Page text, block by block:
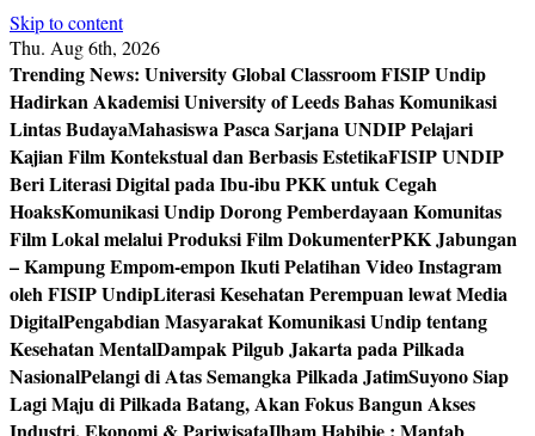
Skip to content
Thu. Aug 6th, 2026
Trending News: University Global Classroom FISIP Undip
Hadirkan Akademisi University of Leeds Bahas Komunikasi
Lintas BudayaMahasiswa Pasca Sarjana UNDIP Pelajari
Kajian Film Kontekstual dan Berbasis EstetikaFISIP UNDIP
Beri Literasi Digital pada Ibu-ibu PKK untuk Cegah
HoaksKomunikasi Undip Dorong Pemberdayaan Komunitas
Film Lokal melalui Produksi Film DokumenterPKK Jabungan
– Kampung Empom-empon Ikuti Pelatihan Video Instagram
oleh FISIP UndipLiterasi Kesehatan Perempuan lewat Media
DigitalPengabdian Masyarakat Komunikasi Undip tentang
Kesehatan MentalDampak Pilgub Jakarta pada Pilkada
NasionalPelangi di Atas Semangka Pilkada JatimSuyono Siap
Lagi Maju di Pilkada Batang, Akan Fokus Bangun Akses